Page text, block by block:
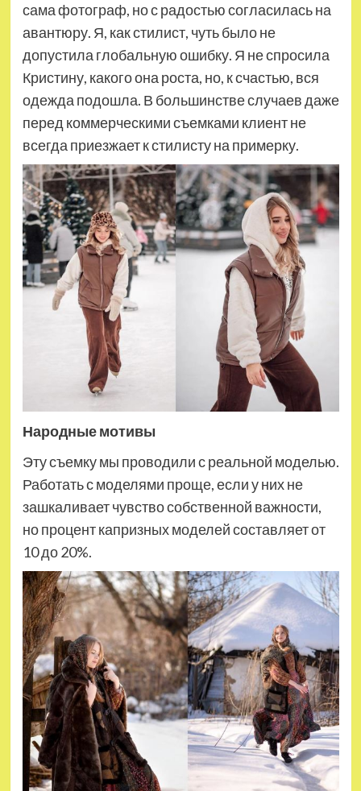
сама фотограф, но с радостью согласилась на
авантюру. Я, как стилист, чуть было не
допустила глобальную ошибку. Я не спросила
Кристину, какого она роста, но, к счастью, вся
одежда подошла. В большинстве случаев даже
перед коммерческими съемками клиент не
всегда приезжает к стилисту на примерку.
Народные мотивы
Эту съемку мы проводили с реальной моделью.
Работать с моделями проще, если у них не
зашкаливает чувство собственной важности,
но процент капризных моделей составляет от
10 до 20%.